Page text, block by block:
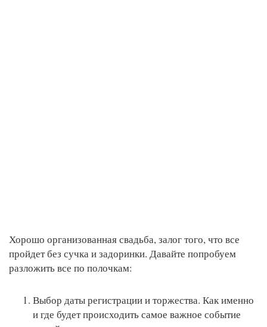
Хорошо организованная свадьба, залог того, что все
пройдет без сучка и задоринки. Давайте попробуем
разложить все по полочкам:
Выбор даты регистрации и торжества. Как именно
и где будет происходить самое важное событие